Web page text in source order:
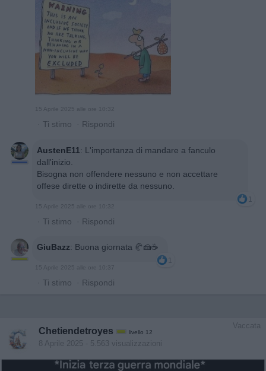
15 Aprile 2025 alle ore 10:32
· Ti stimo · Rispondi
AustenE11: L'importanza di mandare a fanculo
dall'inizio.
Bisogna non offendere nessuno e non accettare
offese dirette o indirette da nessuno.
1
15 Aprile 2025 alle ore 10:32
· Ti stimo · Rispondi
GiuBazz: Buona giornata 🥐🍰☕️
1
15 Aprile 2025 alle ore 10:37
· Ti stimo · Rispondi
Vaccata
Chetiendetroyes livello 12
8 Aprile 2025 - 5.563 visualizzazioni